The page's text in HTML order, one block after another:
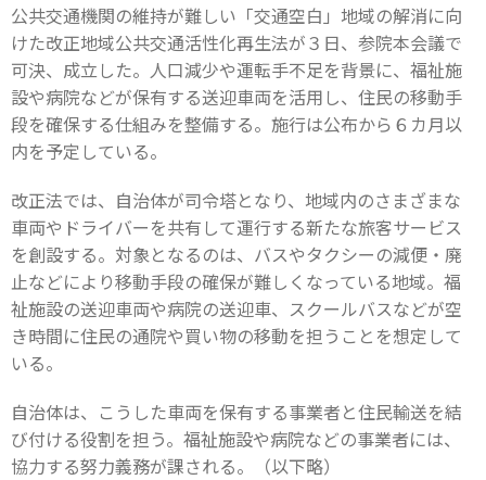
公共交通機関の維持が難しい「交通空白」地域の解消に向
けた改正地域公共交通活性化再生法が３日、参院本会議で
可決、成立した。人口減少や運転手不足を背景に、福祉施
設や病院などが保有する送迎車両を活用し、住民の移動手
段を確保する仕組みを整備する。施行は公布から６カ月以
内を予定している。
改正法では、自治体が司令塔となり、地域内のさまざまな
車両やドライバーを共有して運行する新たな旅客サービス
を創設する。対象となるのは、バスやタクシーの減便・廃
止などにより移動手段の確保が難しくなっている地域。福
祉施設の送迎車両や病院の送迎車、スクールバスなどが空
き時間に住民の通院や買い物の移動を担うことを想定して
いる。
自治体は、こうした車両を保有する事業者と住民輸送を結
び付ける役割を担う。福祉施設や病院などの事業者には、
協力する努力義務が課される。（以下略）